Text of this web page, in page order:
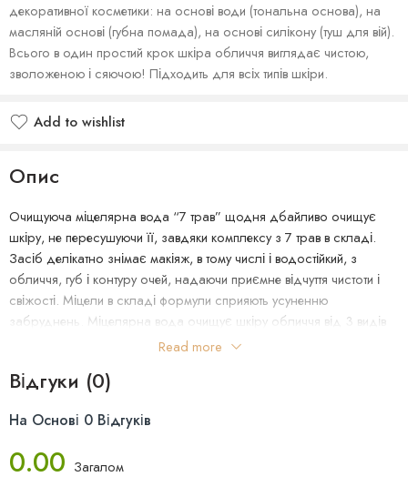
декоративної косметики: на основі води (тональна основа), на
масляній основі (губна помада), на основі силікону (туш для вій).
Всього в один простий крок шкіра обличчя виглядає чистою,
зволоженою і сяючою! Підходить для всіх типів шкіри.
Add to wishlist
Опис
Очищуюча міцелярна вода “7 трав” щодня дбайливо очищує
шкіру, не пересушуючи її, завдяки комплексу з 7 трав в складі.
Засіб делікатно знімає макіяж, в тому числі і водостійкий, з
обличчя, губ і контуру очей, надаючи приємне відчуття чистоти і
свіжості. Міцели в складі формули сприяють усуненню
забруднень. Міцелярна вода очищує шкіру обличчя від 3 видів
декоративної косметики: на основі води (тональна основа), на
Всього в один простий крок шкіра обличчя виглядає чистою,
Переваги:
Дбайливо видаляє макіяж (навіть водостійкий) з обличчя, губ
Read more
Відгуки (0)
На Основі 0 Відгуків
0.00 Загалом